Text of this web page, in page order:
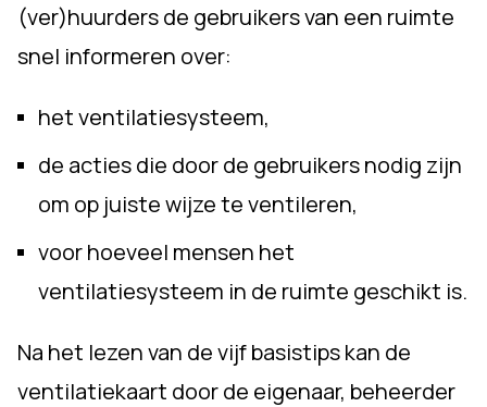
(ver)huurders de gebruikers van een ruimte
snel informeren over:
het ventilatiesysteem,
de acties die door de gebruikers nodig zijn
om op juiste wijze te ventileren,
voor hoeveel mensen het
ventilatiesysteem in de ruimte geschikt is.
Na het lezen van de vijf basistips kan de
ventilatiekaart door de eigenaar, beheerder